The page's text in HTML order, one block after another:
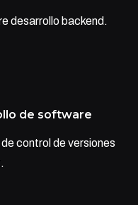
desarrollo backend.
de software
control de versiones